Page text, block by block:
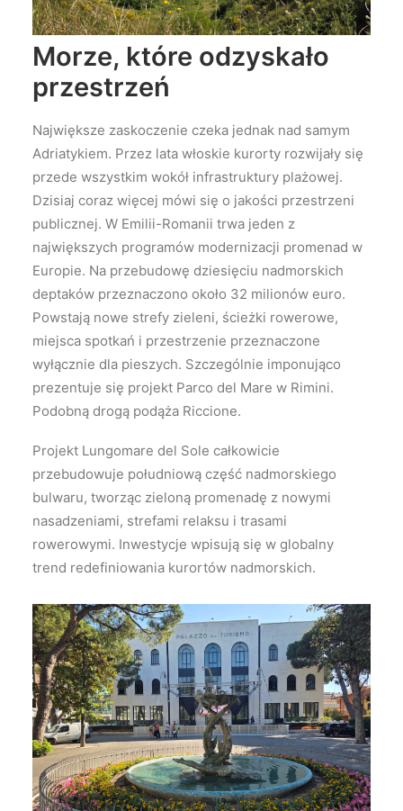
Morze, które odzyskało
przestrzeń
Największe zaskoczenie czeka jednak nad samym
Adriatykiem. Przez lata włoskie kurorty rozwijały się
przede wszystkim wokół infrastruktury plażowej.
Dzisiaj coraz więcej mówi się o jakości przestrzeni
publicznej. W Emilii-Romanii trwa jeden z
największych programów modernizacji promenad w
Europie. Na przebudowę dziesięciu nadmorskich
deptaków przeznaczono około 32 milionów euro.
Powstają nowe strefy zieleni, ścieżki rowerowe,
miejsca spotkań i przestrzenie przeznaczone
wyłącznie dla pieszych. Szczególnie imponująco
prezentuje się projekt Parco del Mare w Rimini.
Podobną drogą podąża Riccione.
Projekt Lungomare del Sole całkowicie
przebudowuje południową część nadmorskiego
bulwaru, tworząc zieloną promenadę z nowymi
nasadzeniami, strefami relaksu i trasami
rowerowymi. Inwestycje wpisują się w globalny
trend redefiniowania kurortów nadmorskich.